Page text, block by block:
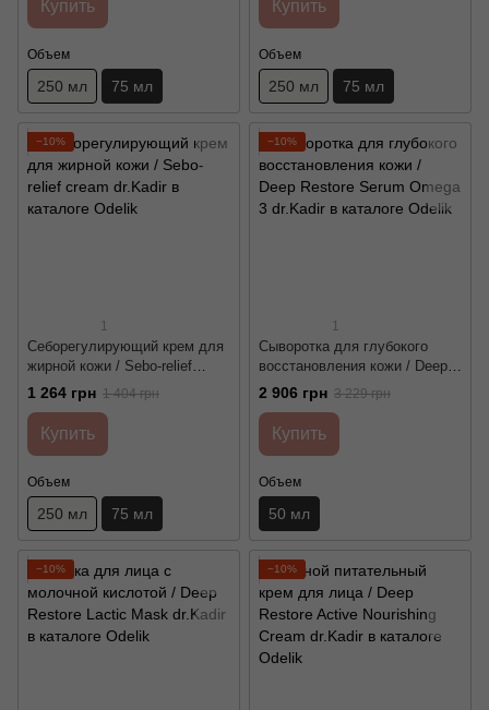
Купить
Объем
250 мл 75 мл
Купить
Объем
250 мл 75 мл
−10%
1
Себорегулирующий крем для
жирной кожи / Sebo-relief
cream dr.Kadir
1 264 грн 1 404 грн
Купить
Объем
250 мл 75 мл
−10%
1
Сыворотка для глубокого
восстановления кожи / Deep
Restore Serum Omega 3
2 906 грн 3 229 грн
Купить
Объем
50 мл
−10% −10%